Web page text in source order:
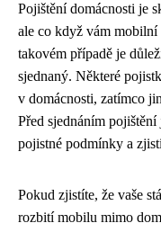
Pojištění domácnosti je
ale co když vám mobilní
takovém případě je
sjednaný. Některé
v domácnosti, zatímco
Před sjednáním
pojistné podmínky a
Pokud zjistíte, že vaše
rozbití mobilu mimo